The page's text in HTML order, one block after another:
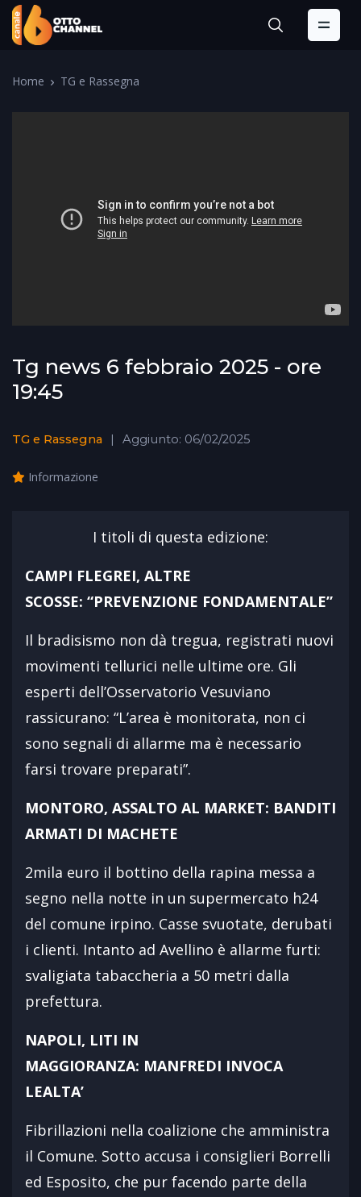
Home TG e Rassegna
Tg news 6 febbraio 2025 - ore
19:45
TG e Rassegna Aggiunto: 06/02/2025
Informazione
I titoli di questa edizione:
CAMPI FLEGREI, ALTRE
SCOSSE: “PREVENZIONE FONDAMENTALE”
Il bradisismo non dà tregua, registrati nuovi
movimenti tellurici nelle ultime ore. Gli
esperti dell’Osservatorio Vesuviano
rassicurano: “L’area è monitorata, non ci
sono segnali di allarme ma è necessario
farsi trovare preparati”.
MONTORO, ASSALTO AL MARKET: BANDITI
ARMATI DI MACHETE
2mila euro il bottino della rapina messa a
segno nella notte in un supermercato h24
del comune irpino. Casse svuotate, derubati
i clienti. Intanto ad Avellino è allarme furti:
svaligiata tabaccheria a 50 metri dalla
prefettura.
NAPOLI, LITI IN
MAGGIORANZA: MANFREDI INVOCA
LEALTA’
Fibrillazioni nella coalizione che amministra
il Comune. Sotto accusa i consiglieri Borrelli
ed Esposito, che pur facendo parte della